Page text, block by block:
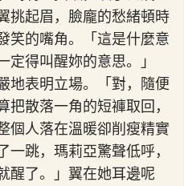
挑起眉，臉龐的愁緒頓時
笑的嘴角。「這是什麼意
得叫醒妳的意思。」
地表明立場。「對，隨便
散落一角的短褲取回，
個人落在溫暖卻削瘦精實
跳，瑪莉亞驚聲低呼，
醒了。」翼在她耳邊呢